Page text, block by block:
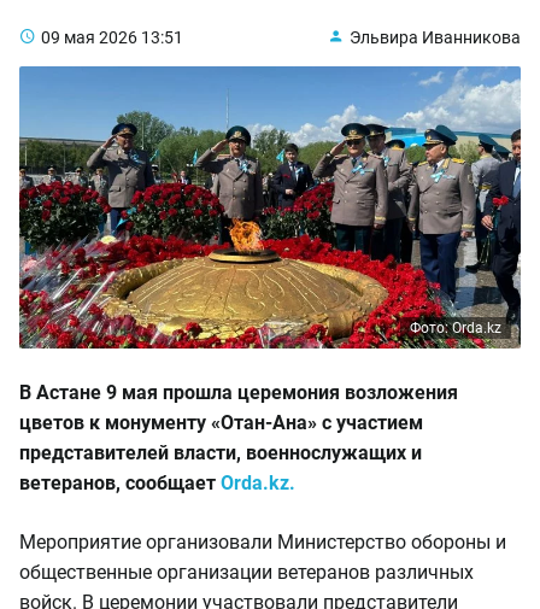
09 мая 2026 13:51 Эльвира Иванникова
Фото: Orda.kz
В Астане 9 мая прошла церемония возложения
цветов к монументу «Отан-Ана» с участием
представителей власти, военнослужащих и
ветеранов, сообщает Orda.kz.
Мероприятие организовали Министерство обороны и
общественные организации ветеранов различных
войск. В церемонии участвовали представители